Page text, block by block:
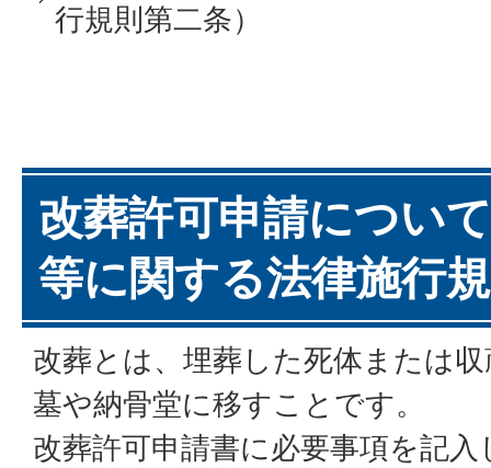
行規則第二条）
改葬許可申請につい
等に関する法律施行
改葬とは、埋葬した死体または
墓や納骨堂に移すことです。
改葬許可申請書に必要事項を記